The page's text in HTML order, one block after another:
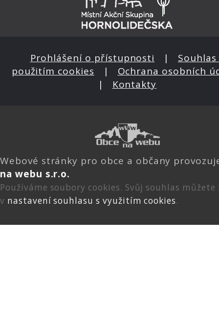
Prohlášení o přístupnosti | Souhlas
použitím cookies | Ochrana osobních
| Kontakty
Webové stránky pro obce a občany
na webu s.r.o.
Používáme soubory cookies. Svůj souhlas
v nastavení souhlasu s využitím cookies.